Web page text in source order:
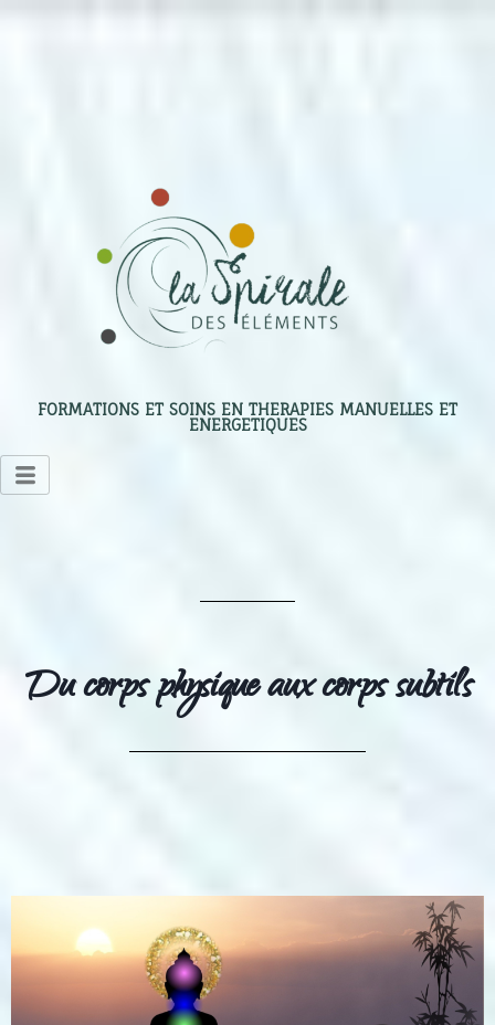
FORMATIONS ET SOINS EN THERAPIES MANUELLES ET
ENERGETIQUES
Du corps physique aux corps subtils